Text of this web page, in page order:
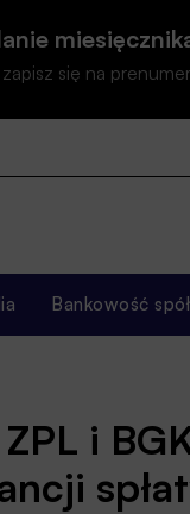
się na
Bankowość
i